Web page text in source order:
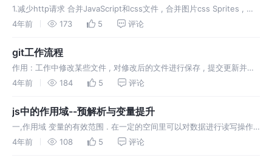
1.减少http请求 合并JavaScript和css文件 , 合并图片css Sprites , 图
像映射(image Map) 使用Data UPL来编码图片
4年前 173 5 评论
git工作流程
作用 : 工作中修改某些文件 , 对修改后的文件进行保存 , 提交更新并将
暂存区域的文件永久转储到git目录中 项目开始执行流程 : 1.找到项目地
4年前 184 5 评论
js中的作用域--预解析与变量提升
一,作用域 变量的有效范围 . 在一定的空间里可以对数据进行读写操作 ,
这个空间就是数据的作用域 . 作用域有分为全局,局部和块级 . 1.全局作
4年前 108 5 评论